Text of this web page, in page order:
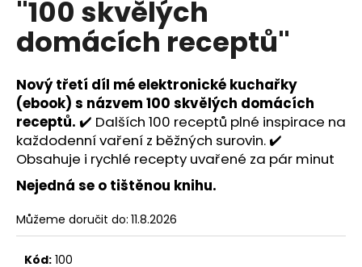
"100 skvělých
domácích receptů"
Nový třetí díl mé elektronické kuchařky
(ebook) s názvem 100 skvělých domácích
receptů. ✔️ Dalších 100 receptů plné inspirace na
každodenní vaření z běžných surovin. ✔️
Obsahuje i rychlé recepty uvařené za pár minut
Nejedná se o tištěnou knihu.
Můžeme doručit do: 11.8.2026
Kód: 100
j
t
?
HLEDAT
D